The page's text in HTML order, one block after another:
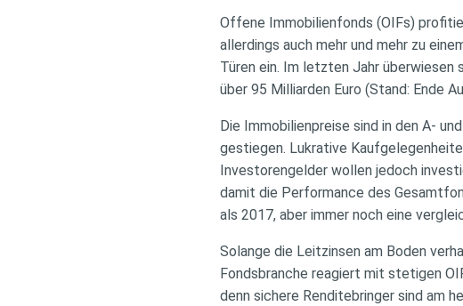
Offene Immobilienfonds (OIFs)
allerdings auch mehr und mehr zu
Türen ein. Im letzten Jahr überwiesen
über 95 Milliarden Euro (Stand: Ende
Die Immobilienpreise sind in den A-
gestiegen. Lukrative
Investorengelder wollen jedoch
damit die Performance des
als 2017, aber immer noch eine
Solange die Leitzinsen am Boden
Fondsbranche reagiert mit stetigen
denn sichere Renditebringer sind am